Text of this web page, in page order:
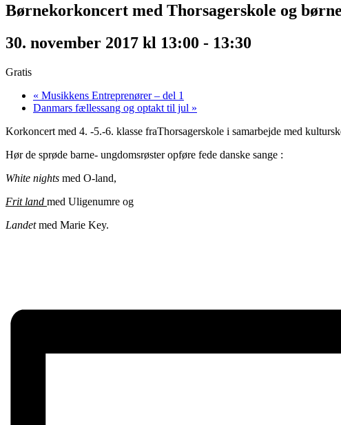
Børnekorkoncert med Thorsagerskole og
30. november 2017 kl 13:00 - 13:30
Gratis
« Musikkens Entreprenører – del 1
Danmars fællessang og optakt til jul »
Korkoncert med 4. -5.-6. klasse fraThorsagerskole i samarbejde med
Hør de sprøde barne- ungdomsrøster opføre fede danske sange :
White nights med O-land,
Frit land med Uligenumre og
Landetmed Marie Key.